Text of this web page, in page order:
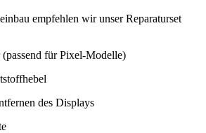
empfehlen wir unser Reparaturset
(passend für Pixel-Modelle)
des Displays